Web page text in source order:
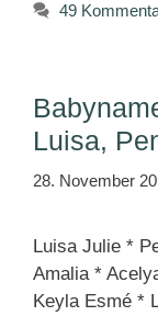
49
Luisa,
28. November
Luisa Julie *
Amalia *
Keyla Esmé *